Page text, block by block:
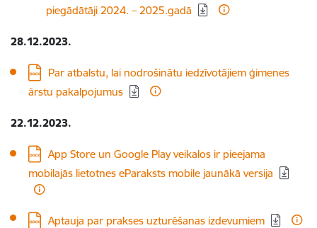
piegādātāji 2024. – 2025.gadā
28.12.2023.
Lejupielādēt:
Par atbalstu, lai nodrošinātu iedzīvotājiem ģimenes
ārstu pakalpojumus
22.12.2023.
Lejupielādēt:
App Store un Google Play veikalos ir pieejama
mobilajās lietotnes eParaksts mobile jaunākā versija
Lejupielādēt:
Aptauja par prakses uzturēšanas izdevumiem